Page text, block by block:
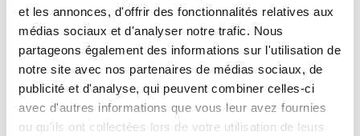
et les annonces, d'offrir des fonctionnalités relatives aux
médias sociaux et d'analyser notre trafic. Nous
partageons également des informations sur l'utilisation de
notre site avec nos partenaires de médias sociaux, de
publicité et d'analyse, qui peuvent combiner celles-ci
avec d'autres informations que vous leur avez fournies
ou qu'ils ont collectées lors de votre utilisation de leurs